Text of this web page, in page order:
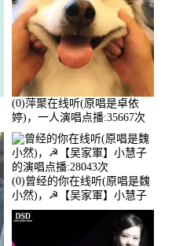
(0)萍聚在线听(原唱是卓依
婷)，一人演唱点播:35667次
(0)曾经的你在线听(原唱是魏
小然)，☭【吴家軍】小慧子
的演唱点播:28043次